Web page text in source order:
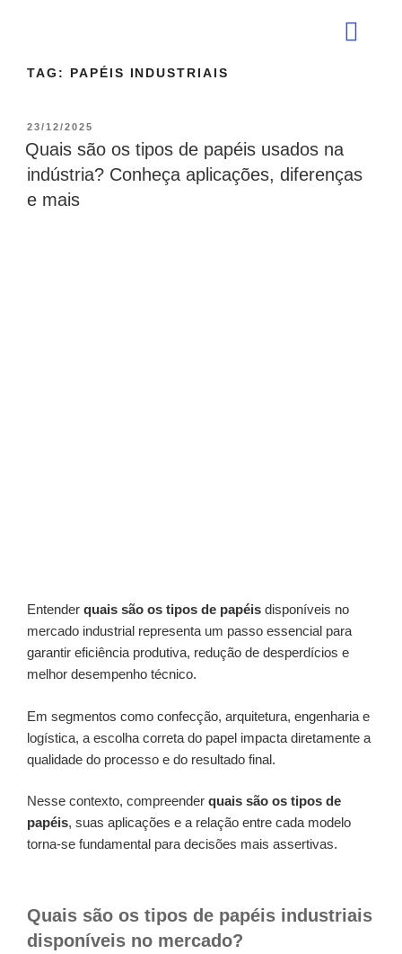
TAG: PAPÉIS INDUSTRIAIS
23/12/2025
Quais são os tipos de papéis usados na
indústria? Conheça aplicações, diferenças
e mais
Entender quais são os tipos de papéis disponíveis no
mercado industrial representa um passo essencial para
garantir eficiência produtiva, redução de desperdícios e
melhor desempenho técnico.
Em segmentos como confecção, arquitetura, engenharia e
logística, a escolha correta do papel impacta diretamente a
qualidade do processo e do resultado final.
Nesse contexto, compreender quais são os tipos de
papéis, suas aplicações e a relação entre cada modelo
torna-se fundamental para decisões mais assertivas.
Quais são os tipos de papéis industriais
disponíveis no mercado?